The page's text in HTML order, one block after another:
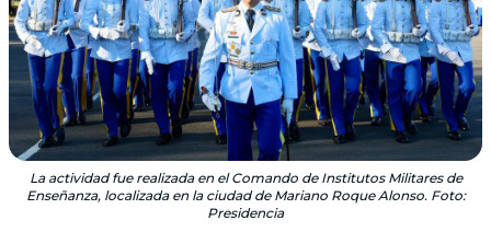
La actividad fue realizada en el Comando de Institutos Militares de
Enseñanza, localizada en la ciudad de Mariano Roque Alonso. Foto:
Presidencia